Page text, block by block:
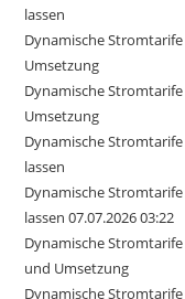
lassen
Dynamische
Umsetzung
Dynamische
Umsetzung
Dynamische
lassen
Dynamische
lassen 07.07.2026 03:22
Dynamische
und Umsetzung
Dynamische